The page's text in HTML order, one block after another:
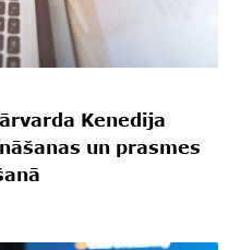
Kenedija
un prasmes